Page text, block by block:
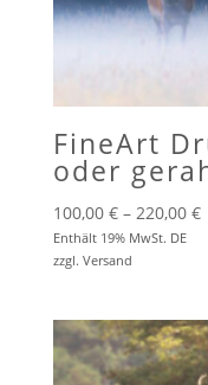
FineArt
oder
100,00 € – 220,00 €
Enthält 19% MwSt. DE
zzgl. Versand